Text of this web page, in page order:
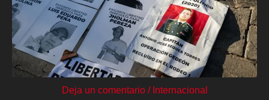
Deja un comentario / Internacional